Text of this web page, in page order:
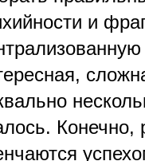
и
Конечно,